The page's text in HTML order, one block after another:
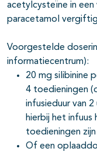
acetylcysteïne in een
paracetamol
Voorgestelde
informatiecentrum):
20 mg silibinine
4 toedieningen
infusieduur van
hierbij het infuus
toedieningen
Of een